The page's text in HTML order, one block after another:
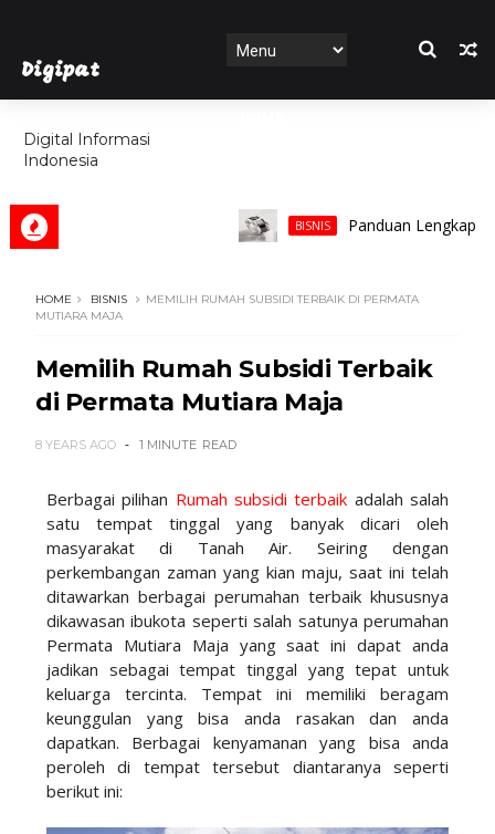
Digipat
Digital Informasi
Indonesia
FEATURES
BISNIS Panduan Lengkap
HOME BISNIS
MEMILIH RUMAH SUBSIDI TERBAIK DI PERMATA
MUTIARA MAJA
Memilih Rumah Subsidi Terbaik
di Permata Mutiara Maja
8 YEARS AGO 1 MINUTE READ
Berbagai pilihan Rumah subsidi terbaik adalah salah
satu tempat tinggal yang banyak dicari oleh
masyarakat di Tanah Air. Seiring dengan
perkembangan zaman yang kian maju, saat ini telah
ditawarkan berbagai perumahan terbaik khususnya
dikawasan ibukota seperti salah satunya perumahan
Permata Mutiara Maja yang saat ini dapat anda
jadikan sebagai tempat tinggal yang tepat untuk
keluarga tercinta. Tempat ini memiliki beragam
keunggulan yang bisa anda rasakan dan anda
dapatkan. Berbagai kenyamanan yang bisa anda
peroleh di tempat tersebut diantaranya seperti
berikut ini: